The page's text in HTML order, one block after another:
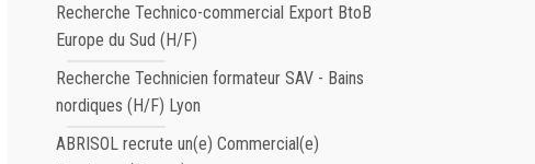
Recherche Technico-commercial Export BtoB
Europe du Sud (H/F)
Recherche Technicien formateur SAV - Bains
nordiques (H/F) Lyon
ABRISOL recrute un(e) Commercial(e)